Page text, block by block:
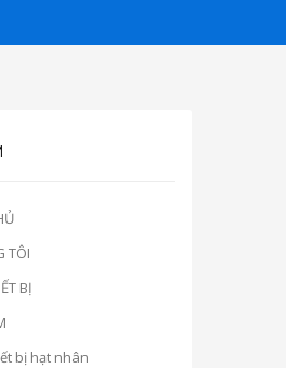
TÔI
BỊ
bị hạt nhân